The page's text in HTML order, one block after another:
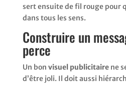
sert ensuite de fil rouge pour
dans tous les sens.
Construire un
perce
Un bon visuel publicitairene
d’être joli. Il doit aussi